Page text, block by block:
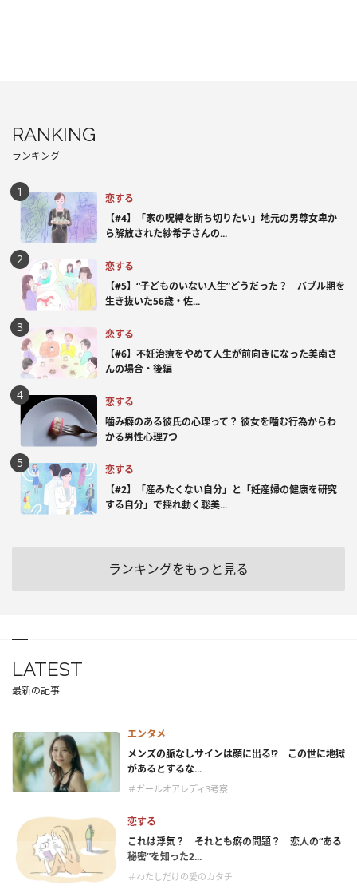
RANKING
ランキング
恋する
【#4】「家の呪縛を断ち切りたい」地元の男尊女卑か
ら解放された紗希子さんの...
恋する
【#5】“子どものいない人生”どうだった？ バブル期を
生き抜いた56歳・佐...
恋する
【#6】不妊治療をやめて人生が前向きになった美南さ
んの場合・後編
恋する
噛み癖のある彼氏の心理って？ 彼女を噛む行為からわ
かる男性心理7つ
恋する
【#2】「産みたくない自分」と「妊産婦の健康を研究
する自分」で揺れ動く聡美...
ランキングをもっと見る
LATEST
最新の記事
エンタメ
メンズの脈なしサインは顔に出る!? この世に地獄
があるとするな...
＃ガールオアレディ3考察
恋する
これは浮気？ それとも癖の問題？ 恋人の“ある
秘密”を知った2...
＃わたしだけの愛のカタチ